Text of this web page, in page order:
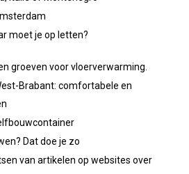
moet je op letten?
groeven voor vloerverwarming.
Brabant: comfortabele en
Dat doe je zo
van artikelen op websites over